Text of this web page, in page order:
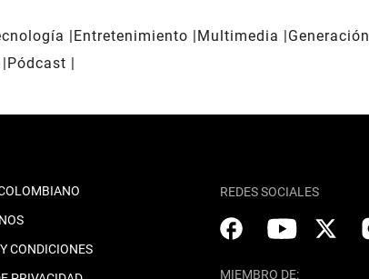
Entretenimiento Multimedia
Generación
Pódcast
CONDICIONES
REDES SOCIALES
MIEMBRO DE: